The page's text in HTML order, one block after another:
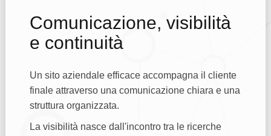
Comunicazione, visibilità
e continuità
Un sito aziendale efficace accompagna il cliente
finale attraverso una comunicazione chiara e una
struttura organizzata.
La visibilità nasce dall'incontro tra le ricerche